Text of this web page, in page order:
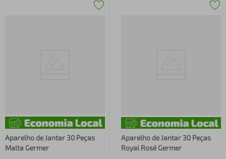
Aparelho de Jantar 30 Peças
Malta Germer
Aparelho de Jantar 30 Peças
Royal Rosé Germer